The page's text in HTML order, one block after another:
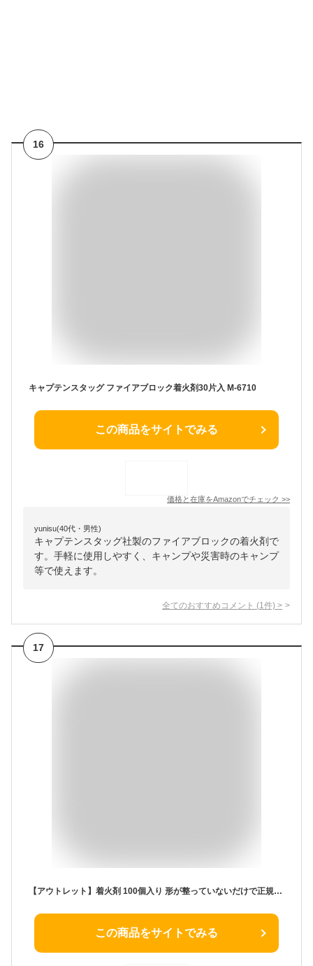
16
キャプテンスタッグ ファイアブロック着火剤30片入 M-6710
この商品をサイトでみる
価格と在庫をAmazonでチェック >>
yunisu(40代・男性)
キャプテンスタッグ社製のファイアブロックの着火剤で
す。手軽に使用しやすく、キャンプや災害時のキャンプ
等で使えます。
全てのおすすめコメント (1 件) >
17
【アウトレット】着火剤 100個入り 形が整っていないだけで正規品と同じパフォーマンス！ 価格はそのままで約1.3倍量！ キャンプ バーベキュー 薪ストーブ 超長持ち 国産 べたつきなし 無臭 SDGs
この商品をサイトでみる